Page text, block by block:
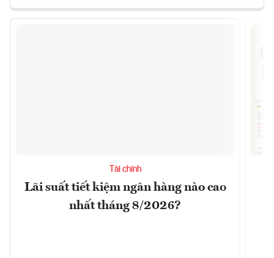
Tài chính
Lãi suất tiết kiệm ngân hàng nào cao
nhất tháng 8/2026?